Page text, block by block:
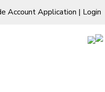
Account Application | Login
– E-book